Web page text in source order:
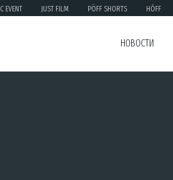
EVENT JUST FILM PÖFF SHORTS HÕFF
НОВОСТИ